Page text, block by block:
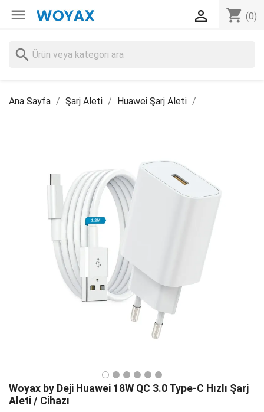
 shopping_cart (0)

search
Ana Sayfa Şarj Aleti Huawei Şarj Aleti
Woyax by Deji Huawei 18W QC 3.0 Type-C Hızlı Şarj
Aleti / Cihazı